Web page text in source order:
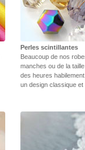
Perles scintillantes
Beaucoup de nos
manches ou de la
des heures
un design classique